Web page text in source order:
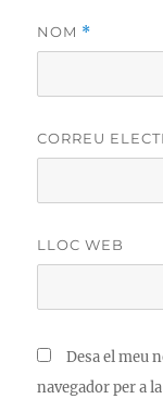
NOM *
CORREU
LLOC WEB
Desa el meu
navegador per a